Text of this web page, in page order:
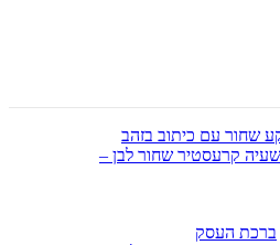
ברכת העסק